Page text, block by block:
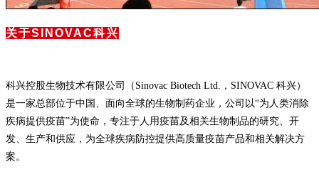
关于SINOVAC科兴
科兴控股生物技术有限公司（Sinovac Biotech Ltd.，SINOVAC 科兴）
是一家总部位于中国、面向全球的生物制药企业，公司以“为人类消除
疾病提供疫苗”为使命，专注于人用疫苗及相关生物制品的研究、开
发、生产和供应，为全球疾病防控提供高质量疫苗产品和相关解决方
案。